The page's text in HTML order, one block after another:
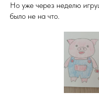
Но уже через неделю
было не на что.